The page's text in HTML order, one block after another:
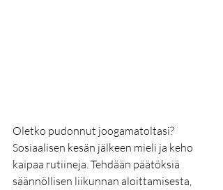
Oletko pudonnut joogamatoltasi?
Sosiaalisen kesän jälkeen mieli ja keho
kaipaa rutiineja. Tehdään päätöksiä
säännöllisen liikunnan aloittamisesta,